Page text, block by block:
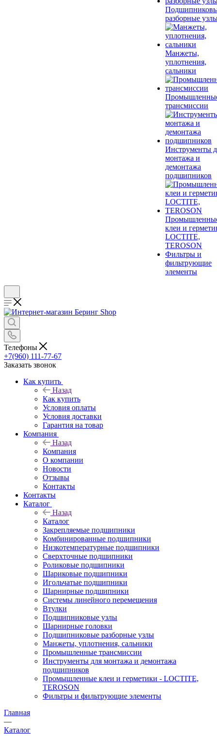
разборные
Манжеты,
уплотнения,
сальники
трансмиссии
Инструменты
монтажа и
демонтажа
подшипников
клеи и
LOCTITE,
TEROSON
Фильтры и
фильтрующие
элементы
Телефоны
+7(960) 111-77-67
Заказать звонок
Как купить
Назад
Как купить
Условия оплаты
Условия доставки
Гарантия на товар
Компания
Назад
Компания
О компании
Новости
Отзывы
Контакты
Контакты
Каталог
Назад
Каталог
Закрепляемые подшипники
Комбинированные подшипники
Низкотемпературные подшипники
Сверхточные подшипники
Роликовые подшипники
Шариковые подшипники
Игольчатые подшипники
Шарнирные подшипники
Системы линейного перемещения
Втулки
Подшипниковые узлы
Шарнирные головки
Подшипниковые разборные узлы
Манжеты, уплотнения, сальники
Промышленные трансмиссии
Инструменты для монтажа и демонтажа
подшипников
Промышленные клеи и герметики - LOCTITE,
TEROSON
Фильтры и фильтрующие элементы
Главная
—
Каталог